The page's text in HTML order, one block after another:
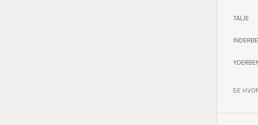
TALJE
SE